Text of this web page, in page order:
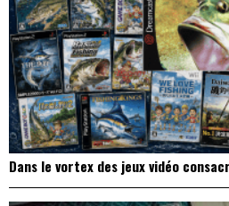
Dans le vortex des jeux vidéo